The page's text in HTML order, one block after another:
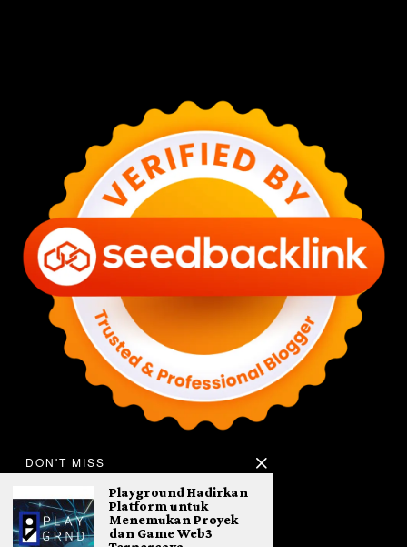
DON'T MISS
Playground Hadirkan
Platform untuk
Menemukan Proyek
dan Game Web3